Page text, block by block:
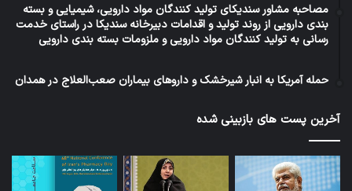
مصاحبه مشاور سندیکای تولید کنندگان مواد دارویی، شیمیایی و بسته
بندی دارویی از روند تولید و اقدامات دبیرخانه سندیکا در راستای خدمت
رسانی به تولید کنندگان مواد دارویی و ملزومات بسته بندی دارویی
حمله آمریکا به انبار شیرخشک و داروهای بیماران صعب‌العلاج در همدان
آخرین پست های بازبینی شده